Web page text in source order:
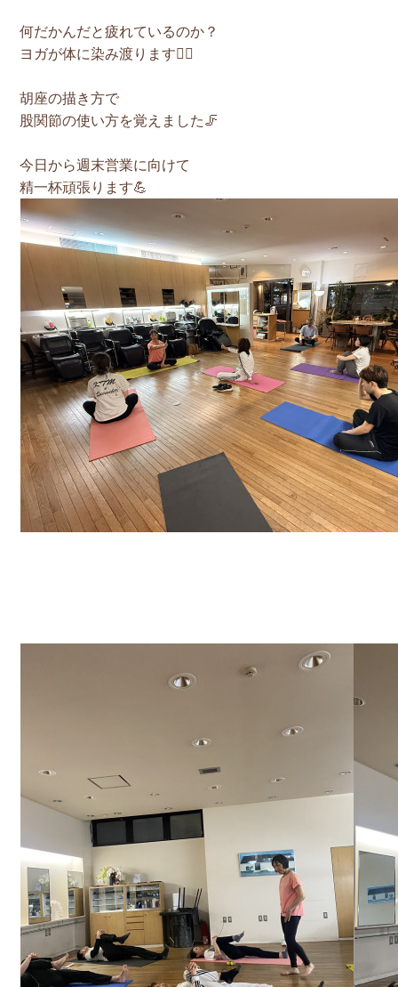
何だかんだと疲れているのか？
ヨガが体に染み渡ります🧘‍♀️
胡座の描き方で
股関節の使い方を覚えました🦵
今日から週末営業に向けて
精一杯頑張ります💪